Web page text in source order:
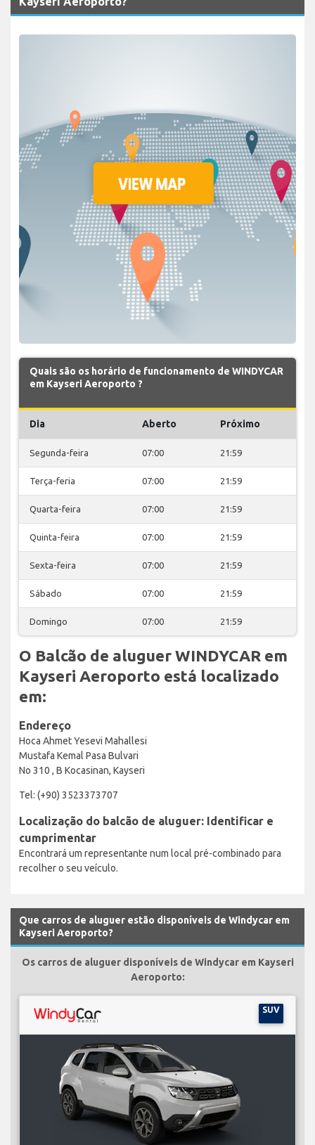
Quais são os horário de funcionamento de WINDYCAR
em Kayseri Aeroporto ?
Dia Aberto Próximo
Segunda-feira 07:00 21:59
Terça-feria 07:00 21:59
Quarta-feira 07:00 21:59
Quinta-feira 07:00 21:59
Sexta-feira 07:00 21:59
Sábado 07:00 21:59
Domingo 07:00 21:59
O Balcão de aluguer WINDYCAR em
Kayseri Aeroporto está localizado
em:
Endereço
Hoca Ahmet Yesevi Mahallesi
Mustafa Kemal Pasa Bulvari
No 310 , B Kocasinan, Kayseri
Tel: (+90) 3523373707
Localização do balcão de aluguer: Identificar e
cumprimentar
Encontrará um representante num local pré-combinado para
recolher o seu veículo.
Que carros de aluguer estão disponíveis de Windycar em
Kayseri Aeroporto?
Os carros de aluguer disponíveis de Windycar em Kayseri
Aeroporto:
SUV